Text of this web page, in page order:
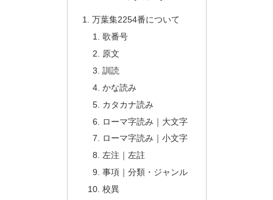
万葉集2254番について
歌番号
原文
訓読
かな読み
カタカナ読み
ローマ字読み｜大文字
ローマ字読み｜小文字
左注｜左註
事項｜分類・ジャンル
校異